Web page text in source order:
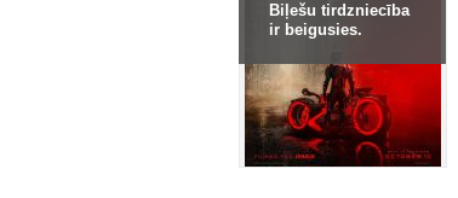
Biļešu tirdzniecība
ir beigusies.